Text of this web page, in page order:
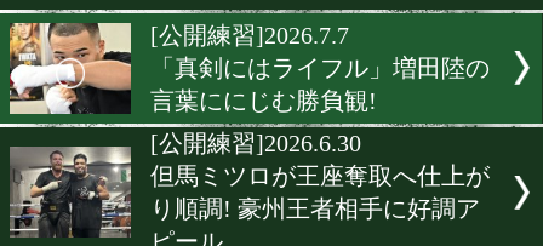
[公開練習]2026.7.9
寺地拳四朗がスーパーフラ
仕様に進化! 強靭な肉体で
奪取へ
[公開練習]2026.7.8
歓声か沈黙か! 比嘉大吾 覚